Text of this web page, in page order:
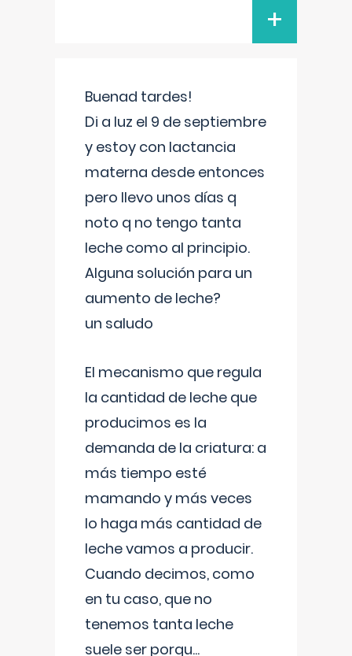
+
Buenad tardes!
Di a luz el 9 de septiembre
y estoy con lactancia
materna desde entonces
pero llevo unos días q
noto q no tengo tanta
leche como al principio.
Alguna solución para un
aumento de leche?
un saludo
El mecanismo que regula
la cantidad de leche que
producimos es la
demanda de la criatura: a
más tiempo esté
mamando y más veces
lo haga más cantidad de
leche vamos a producir.
Cuando decimos, como
en tu caso, que no
tenemos tanta leche
suele ser porqu...